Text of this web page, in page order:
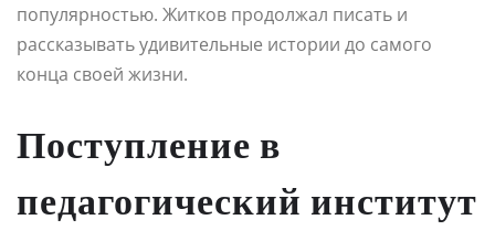
популярностью. Житков продолжал писать и
рассказывать удивительные истории до самого
конца своей жизни.
Поступление в
педагогический институт